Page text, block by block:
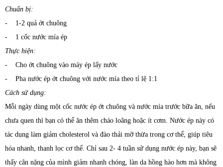
Chuẩn bị:
- 1-2 quả ớt chuông
- 1 cốc nước mía ép
Thực hiện:
- Cho ớt chuông vào máy ép lấy nước
- Pha nước ép ớt chuông với nước mía theo tỉ lệ 1:1
Cách sử dụng:
Mỗi ngày dùng một cốc nước ép ớt chuông và nước mía trước bữa ăn, nếu
chưa quen thì bạn có thể ăn thêm cháo loãng hoặc ít cơm. Nước ép này có
tác dụng làm giảm cholesterol và đào thải mỡ thừa trong cơ thể, giúp tiêu
hóa nhanh, thanh lọc cơ thể. Chỉ sau 2- 4 tuần sử dụng nước ép này, bạn sẽ
thấy cân nặng của mình giảm nhanh chóng, làn da hồng hào hơn mà không